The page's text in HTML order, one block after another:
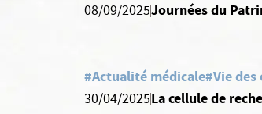
08/09/2025Journées du
#Actualité médicale#Vie
30/04/2025La cellule de